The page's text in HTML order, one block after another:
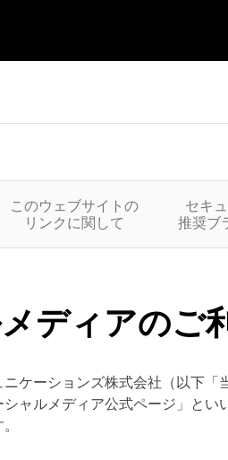
このウェブサイトの
リンクに関して
セキ
推奨ブ
ディアのご
ケーションズ株式会社（以下
ャルメディア公式ページ」と